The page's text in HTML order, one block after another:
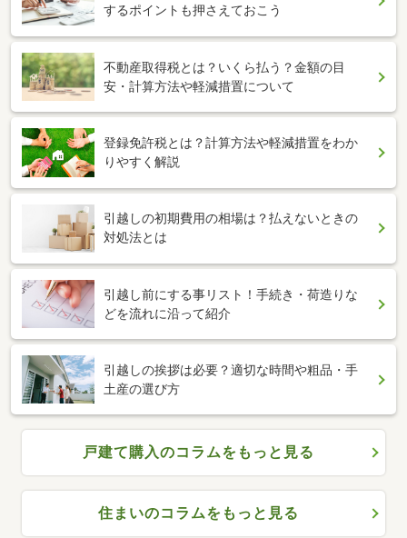
するポイントも押さえておこう
不動産取得税とは？いくら払う？金額の目
安・計算方法や軽減措置について
登録免許税とは？計算方法や軽減措置をわか
りやすく解説
引越しの初期費用の相場は？払えないときの
対処法とは
引越し前にする事リスト！手続き・荷造りな
どを流れに沿って紹介
引越しの挨拶は必要？適切な時間や粗品・手
土産の選び方
戸建て購入のコラムをもっと見る
住まいのコラムをもっと見る